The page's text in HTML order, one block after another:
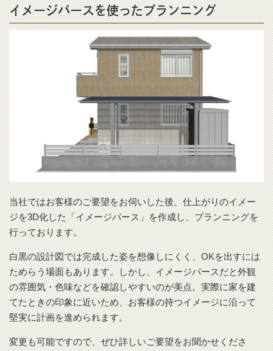
イメージパースを使ったプランニング
当社ではお客様のご要望をお伺いした後、仕上がりのイメー
ジを3D化した「イメージパース」を作成し、プランニングを
行っております。
白黒の設計図では完成した姿を想像しにくく、OKを出すには
ためらう場面もあります。しかし、イメージパースだと外観
の雰囲気・色味などを確認しやすいのが美点。実際に家を建
てたときの印象に近いため、お客様の持つイメージに沿って
堅実に計画を進められます。
変更も可能ですので、ぜひ詳しいご要望をお聞かせくださ